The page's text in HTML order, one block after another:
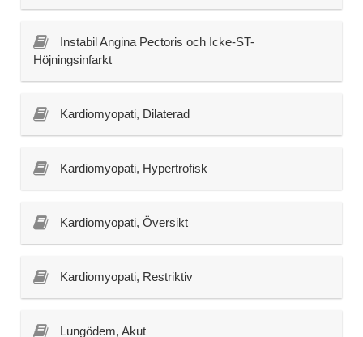
Instabil Angina Pectoris och Icke-ST-
Höjningsinfarkt
Kardiomyopati, Dilaterad
Kardiomyopati, Hypertrofisk
Kardiomyopati, Översikt
Kardiomyopati, Restriktiv
Lungödem, Akut